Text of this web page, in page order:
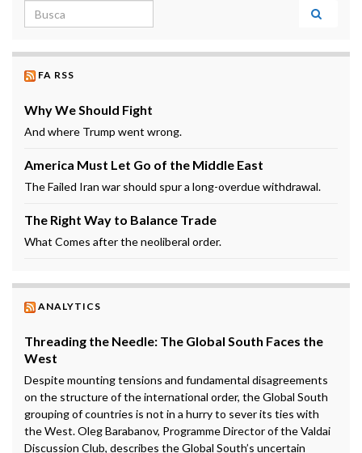
Search for:
FA RSS
Why We Should Fight
And where Trump went wrong.
America Must Let Go of the Middle East
The Failed Iran war should spur a long-overdue withdrawal.
The Right Way to Balance Trade
What Comes after the neoliberal order.
ANALYTICS
Threading the Needle: The Global South Faces the
West
Despite mounting tensions and fundamental disagreements
on the structure of the international order, the Global South
grouping of countries is not in a hurry to sever its ties with
the West. Oleg Barabanov, Programme Director of the Valdai
Discussion Club, describes the Global South’s uncertain